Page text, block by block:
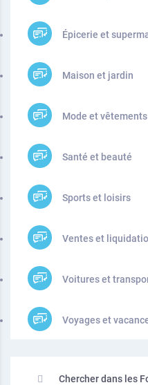
Épicerie et
Maison et jardin
Mode et vêtements
Santé et beauté
Sports et loisirs
Ventes et
Voitures et
Voyages et
Chercher dans les